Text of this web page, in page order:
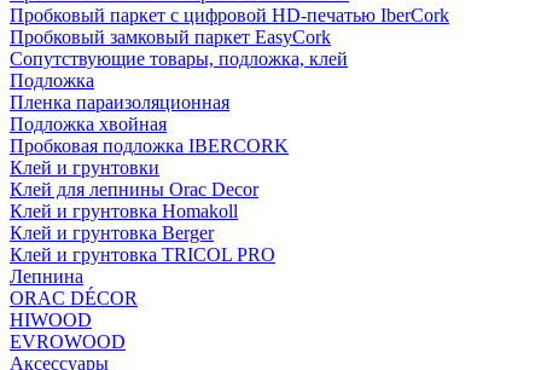
Пробковый паркет с цифровой HD-печатью IberCork
Пробковый замковый паркет EasyCork
Сопутствующие товары, подложка, клей
Подложка
Пленка параизоляционная
Подложка хвойная
Пробковая подложка IBERCORK
Клей и грунтовки
Клей для лепнины Orac Decor
Клей и грунтовка Homakoll
Клей и грунтовка Berger
Клей и грунтовка TRICOL PRO
Лепнина
ORAC DÉCOR
HIWOOD
EVROWOOD
Аксессуары